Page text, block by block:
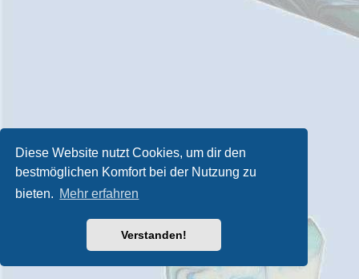
Diese Website nutzt Cookies, um dir den
bestmöglichen Komfort bei der Nutzung zu
bieten. Mehr erfahren
Verstanden!